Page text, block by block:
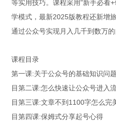
等实用技巧。课程采用"新手必看
学模式，最新2025版教程还新增
通过公众号实现月入几千到数万的
课程目录
第一课:关于公众号的基础知识问
目第二课:怎么快速让公众号进入
目第三课:文章不到1100字怎么完
目第四课:保姆式分享起号心得